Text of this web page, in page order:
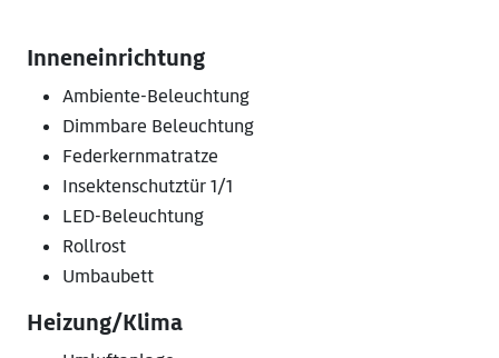
Inneneinrichtung
Ambiente-Beleuchtung
Dimmbare Beleuchtung
Federkernmatratze
Insektenschutztür 1/1
LED-Beleuchtung
Rollrost
Umbaubett
Heizung/Klima